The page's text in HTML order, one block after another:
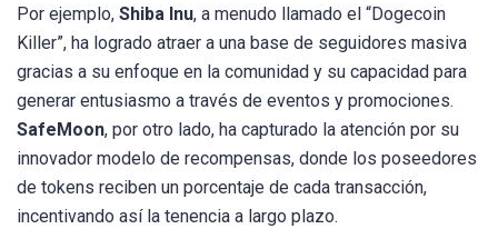
Por ejemplo, Shiba Inu, a menudo llamado el “Dogecoin
Killer”, ha logrado atraer a una base de seguidores masiva
gracias a su enfoque en la comunidad y su capacidad para
generar entusiasmo a través de eventos y promociones.
SafeMoon, por otro lado, ha capturado la atención por su
innovador modelo de recompensas, donde los poseedores
de tokens reciben un porcentaje de cada transacción,
incentivando así la tenencia a largo plazo.